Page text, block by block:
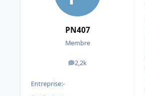
PN407
Membre
2,2k
messages
Entreprise:-